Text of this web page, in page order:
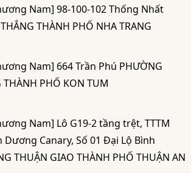
Nam] 98-100-102 Thống Nhất
THÀNH PHỐ NHA TRANG
Nam] 664 Trần Phú PHƯỜNG
THÀNH PHỐ KON TUM
Nam] Lô G19-2 tầng trệt, TTTM
Dương Canary, Số 01 Đại Lộ Bình
THUẬN GIAO THÀNH PHỐ THUẬN AN